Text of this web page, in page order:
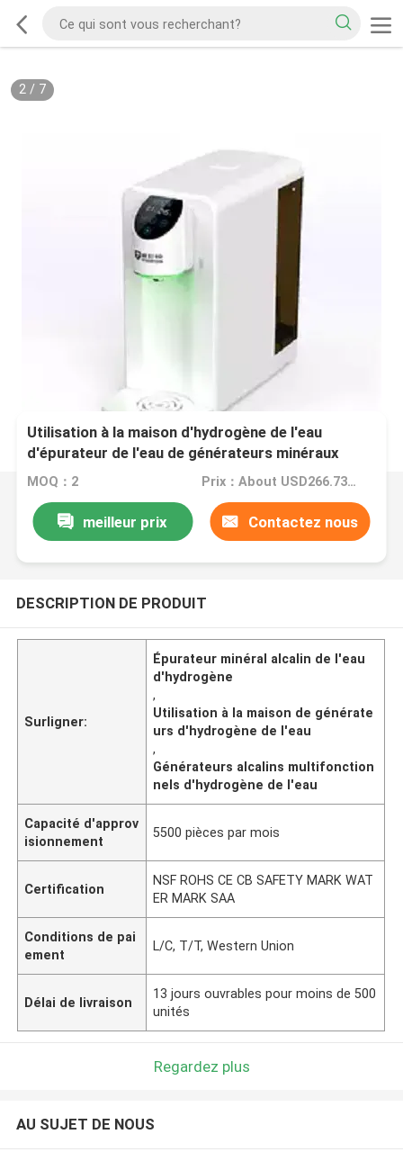
2/ 7
Utilisation à la maison d'hydrogène de l'eau
d'épurateur de l'eau de générateurs minéraux
alcalins multifonctionnels d'hydrogène
MOQ：2 Prix：About USD266.73 varying on quantity,negotiable
meilleur prix Contactez nous
DESCRIPTION DE PRODUIT
Surligner:
Épurateur minéral alcalin de l'eau
d'hydrogène
,
Utilisation à la maison de générate
urs d'hydrogène de l'eau
,
Générateurs alcalins multifonction
nels d'hydrogène de l'eau
Capacité d'approv
isionnement
5500 pièces par mois
Certification
NSF ROHS CE CB SAFETY MARK WAT
ER MARK SAA
Conditions de pai
ement
L/C, T/T, Western Union
Délai de livraison
13 jours ouvrables pour moins de 500
unités
Regardez plus
AU SUJET DE NOUS